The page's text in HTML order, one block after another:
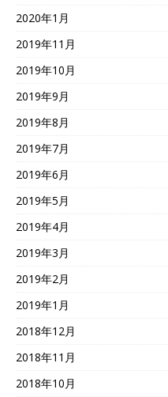
2020年1月
2019年11月
2019年10月
2019年9月
2019年8月
2019年7月
2019年6月
2019年5月
2019年4月
2019年3月
2019年2月
2019年1月
2018年12月
2018年11月
2018年10月